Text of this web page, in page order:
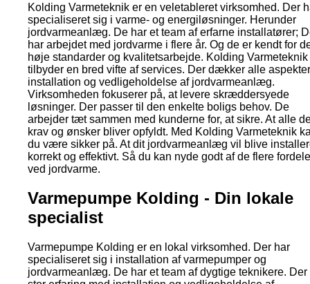
Kolding Varmeteknik er en veletableret virksomhed. Der
specialiseret sig i varme- og energiløsninger. Herunder
jordvarmeanlæg. De har et team af erfarne installatører;
har arbejdet med jordvarme i flere år. Og de er kendt for
høje standarder og kvalitetsarbejde. Kolding Varmeteknik
tilbyder en bred vifte af services. Der dækker alle
installation og vedligeholdelse af jordvarmeanlæg.
Virksomheden fokuserer på, at levere skræddersyede
løsninger. Der passer til den enkelte boligs behov. De
arbejder tæt sammen med kunderne for, at sikre. At alle
krav og ønsker bliver opfyldt. Med Kolding Varmeteknik
du være sikker på. At dit jordvarmeanlæg vil blive
korrekt og effektivt. Så du kan nyde godt af de flere fordele
ved jordvarme.
Varmepumpe Kolding - Din lokale
specialist
Varmepumpe Kolding er en lokal virksomhed. Der har
specialiseret sig i installation af varmepumper og
jordvarmeanlæg. De har et team af dygtige teknikere. Der